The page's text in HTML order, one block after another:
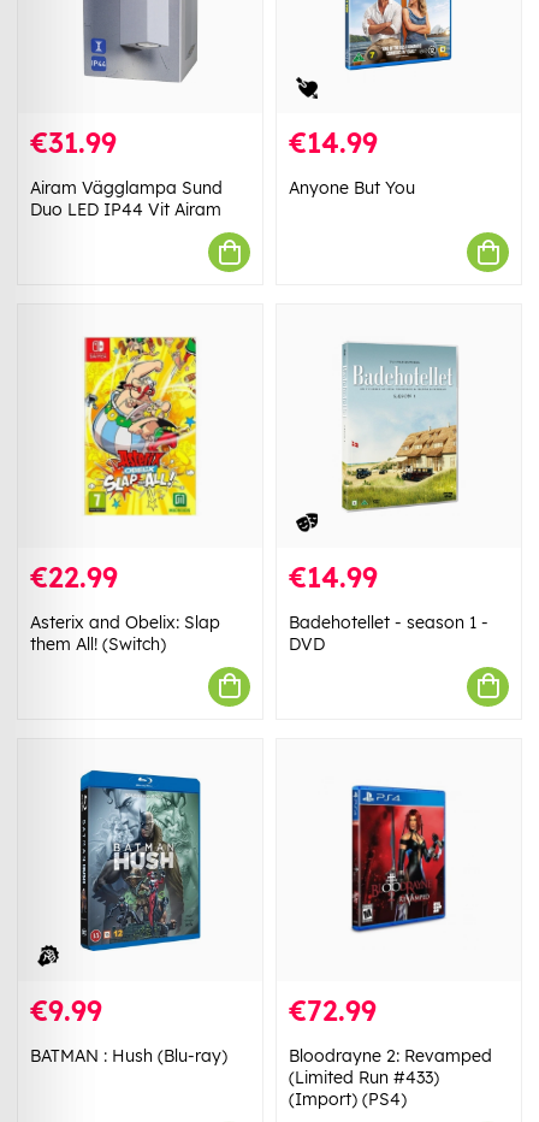
€31.99
Airam Vägglampa Sund
Duo LED IP44 Vit Airam
€14.99
Anyone But You
€22.99
Asterix and Obelix: Slap
them All! (Switch)
€14.99
Badehotellet - season 1 -
DVD
€9.99
BATMAN : Hush (Blu-ray)
€72.99
Bloodrayne 2: Revamped
(Limited Run #433)
(Import) (PS4)